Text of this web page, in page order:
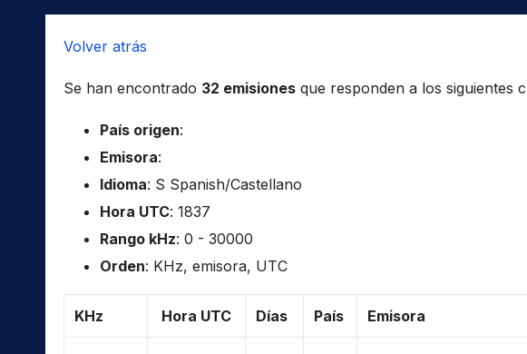
Volver atrás
Se han encontrado 32 emisiones que responden a los siguientes
País origen:
Emisora:
Idioma: S Spanish/Castellano
Hora UTC: 1837
Rango kHz: 0 - 30000
Orden: KHz, emisora, UTC
KHz Hora UTC Días País Emisora